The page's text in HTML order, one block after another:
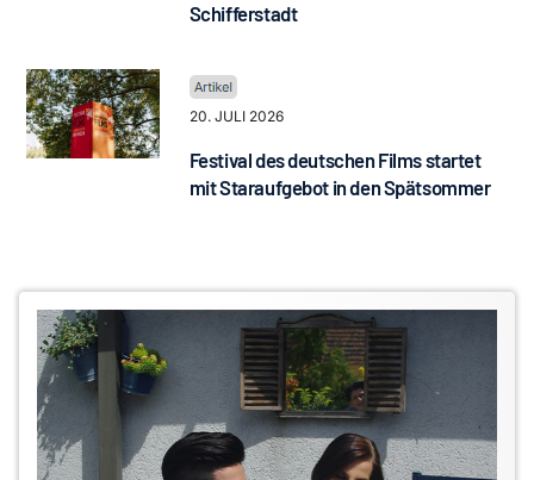
Schifferstadt
20. JULI 2026
Festival des deutschen Films startet
mit Staraufgebot in den Spätsommer